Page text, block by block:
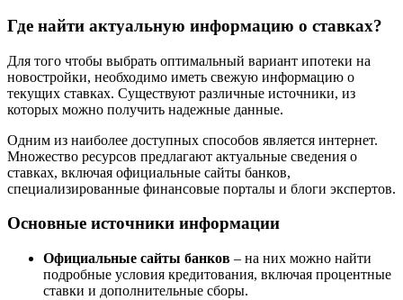
Где найти актуальную информацию о ставках?
Для того чтобы выбрать оптимальный вариант ипотеки на
новостройки, необходимо иметь свежую информацию о
текущих ставках. Существуют различные источники, из
которых можно получить надежные данные.
Одним из наиболее доступных способов является интернет.
Множество ресурсов предлагают актуальные сведения о
ставках, включая официальные сайты банков,
специализированные финансовые порталы и блоги экспертов.
Основные источники информации
Официальные сайты банков – на них можно найти
подробные условия кредитования, включая процентные
ставки и дополнительные сборы.